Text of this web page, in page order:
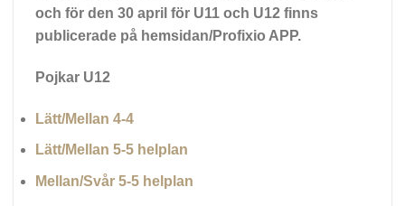
och för den 30 april för U11 och U12 finns
publicerade på hemsidan/Profixio APP.
Pojkar U12
Lätt/Mellan 4-4
Lätt/Mellan 5-5 helplan
Mellan/Svår 5-5 helplan